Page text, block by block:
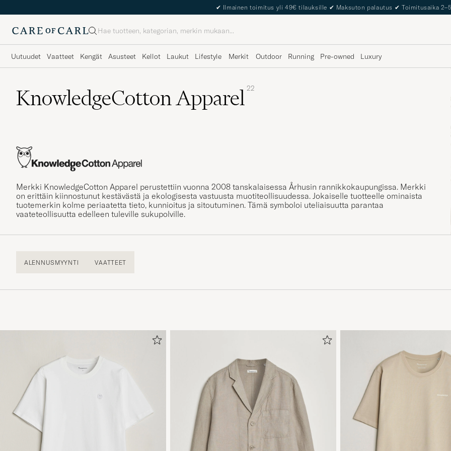
The Care of Carl Passport
Haku
Uutuudet Vaatteet Kengät Asusteet Kellot Laukut Lifestyle Merkit Outdoor Running Pre-owned Luxury
KnowledgeCotton Apparel 22
Merkki KnowledgeCotton Apparel perustettiin vuonna 2008 tanskalaisessa Århusin rannikkokaupungissa. Merkki
on erittäin kiinnostunut kestävästä ja ekologisesta vastuusta muotiteollisuudessa. Jokaiselle tuotteelle ominaista
tuotemerkin kolme periaatetta tieto, kunnioitus ja sitoutuminen. Tämä symboloi uteliaisuutta parantaa
vaateteollisuutta edelleen tuleville sukupolville.
ALENNUSMYYNTI VAATTEET